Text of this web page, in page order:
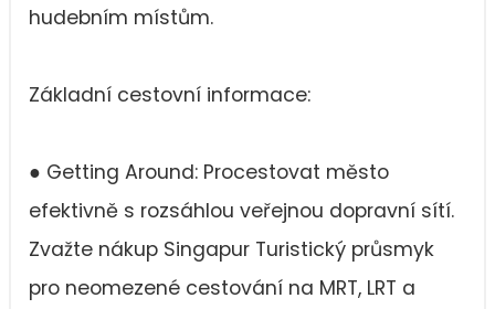
hudebním místům.
Základní cestovní informace:
● Getting Around: Procestovat město
efektivně s rozsáhlou veřejnou dopravní sítí.
Zvažte nákup Singapur Turistický průsmyk
pro neomezené cestování na MRT, LRT a